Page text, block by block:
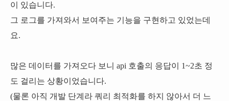
이 있습니다.
그 로그를 가져와서 보여주는 기능을 구현하고 있었는데
요.
많은 데이터를 가져오다 보니 api 호출의 응답이 1~2초 정
도 걸리는 상황이었습니다.
(물론 아직 개발 단계라 쿼리 최적화를 하지 않아서 더 느